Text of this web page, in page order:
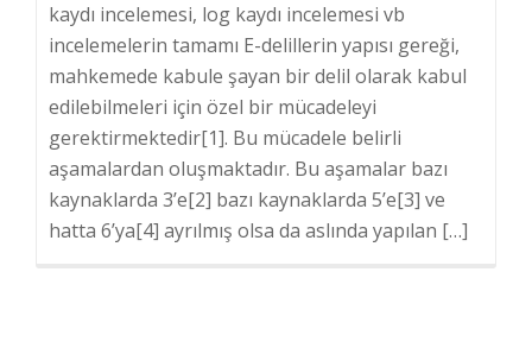
kaydı incelemesi, log kaydı incelemesi vb
incelemelerin tamamı E-delillerin yapısı gereği,
mahkemede kabule şayan bir delil olarak kabul
edilebilmeleri için özel bir mücadeleyi
gerektirmektedir[1]. Bu mücadele belirli
aşamalardan oluşmaktadır. Bu aşamalar bazı
kaynaklarda 3’e[2] bazı kaynaklarda 5’e[3] ve
hatta 6’ya[4] ayrılmış olsa da aslında yapılan […]